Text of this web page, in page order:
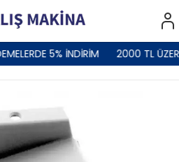
5% İNDİRİM 2000 TL